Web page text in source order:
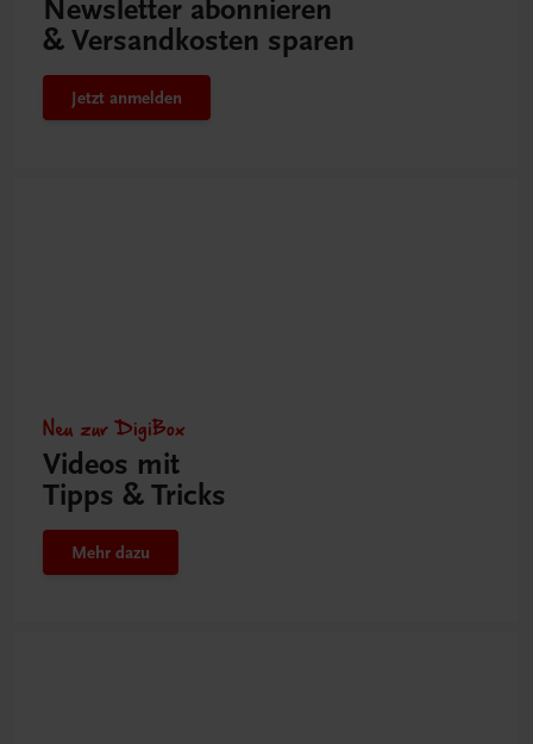
Newsletter abonnieren
& Versandkosten sparen
Jetzt anmelden
Neu zur DigiBox
Videos mit
Tipps & Tricks
Mehr dazu